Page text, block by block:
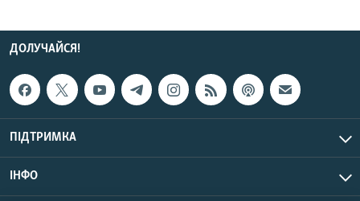
ДОЛУЧАЙСЯ!
ПІДТРИМКА
ІНФО